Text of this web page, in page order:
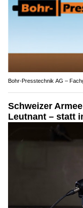
Bohr-Presstechnik AG –
Schweizer
Leutnant – statt